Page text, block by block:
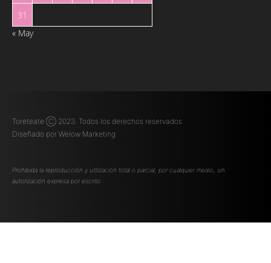
31
« May
Toreteate Ⓒ 2023. Todos los derechos reservados
Diseñado por Welow Marketing
Prohibida la reproducción y utilización total o parcial, por cualquier medio, sin
autorización expresa por escrito.